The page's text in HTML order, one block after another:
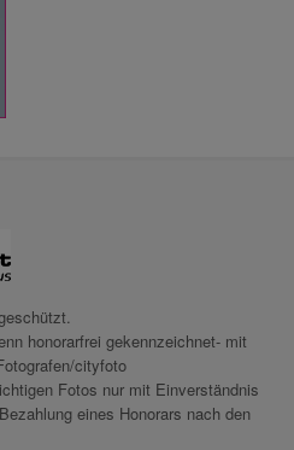
honorarfrei gekennzeichnet- mit
cityfoto
Fotos nur mit Einverständnis
eines Honorars nach den